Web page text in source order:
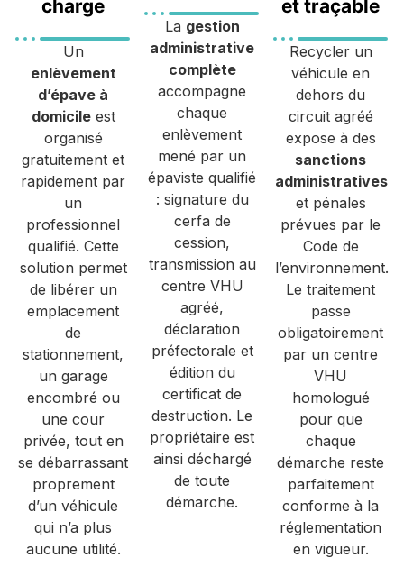
charge
Un
enlèvement
d’épave à
domicileest
organisé
gratuitement et
rapidement par
un
professionnel
qualifié. Cette
solution permet
de libérer un
emplacement
de
stationnement,
un garage
encombré ou
une cour
privée, tout en
se débarrassant
proprement
d’un véhicule
qui n’a plus
aucune utilité.
La gestion
administrative
complète
accompagne
chaque
enlèvement
mené par un
épaviste qualifié
: signature du
cerfa de
cession,
transmission au
centre VHU
agréé,
déclaration
préfectorale et
édition du
certificat de
destruction. Le
propriétaire est
ainsi déchargé
de toute
démarche.
et traçable
Recycler un
véhicule en
dehors du
circuit agréé
expose à des
sanctions
administratives
et pénales
prévues par le
Code de
l’environnement.
Le traitement
passe
obligatoirement
par un centre
VHU
homologué
pour que
chaque
démarche reste
parfaitement
conforme à la
réglementation
en vigueur.